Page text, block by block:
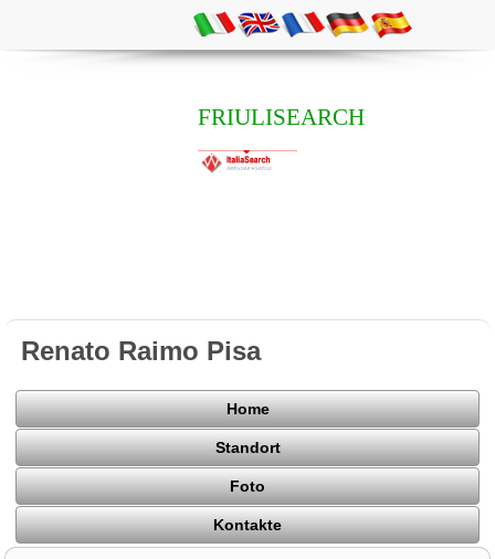
FRIULISEARCH
Renato Raimo Pisa
Home
Standort
Foto
Kontakte